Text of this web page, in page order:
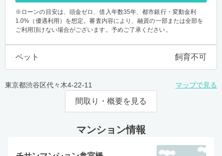
※ローンの目安は、頭金ゼロ、借入年数35年、都市銀行・変動金利
1.0%（優遇利用）を想定。審査内容により、融資の一部または全部を
ご利用頂けない場合がございます。予めご了承ください。
ペット 飼育不可
東京都渋谷区代々木4-22-11 マップで見る
間取り・概要を見る
マンション情報